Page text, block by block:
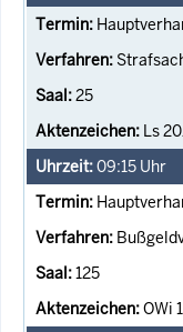
25
Ls
09:15 Uhr
125
OWi